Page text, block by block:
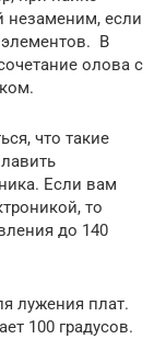
незаменим, если
элементов. В
олова с
что такие
Если вам
то
до 140
лужения плат.
100 градусов.